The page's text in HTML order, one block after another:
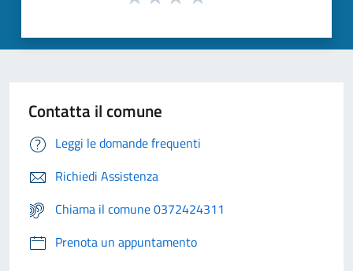
Contatta il comune
Leggi le domande frequenti
Richiedi Assistenza
Chiama il comune 0372424311
Prenota un appuntamento